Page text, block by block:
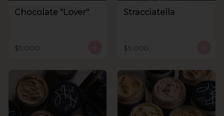
Chocolate "Lover".
$9.000
Stracciatella
$9.000